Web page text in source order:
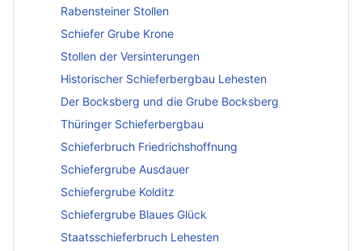
Rabensteiner Stollen
Schiefer Grube Krone
Stollen der Versinterungen
Historischer Schieferbergbau Lehesten
Der Bocksberg und die Grube Bocksberg
Thüringer Schieferbergbau
Schieferbruch Friedrichshoffnung
Schiefergrube Ausdauer
Schiefergrube Kolditz
Schiefergrube Blaues Glück
Staatsschieferbruch Lehesten